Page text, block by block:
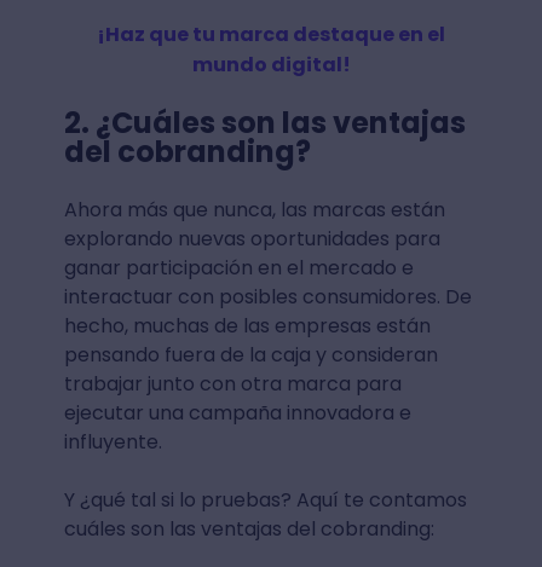
¡Haz que tu marca destaque en el
mundo digital!
2. ¿Cuáles son las ventajas
del cobranding?
Ahora más que nunca, las marcas están
explorando nuevas oportunidades para
ganar participación en el mercado e
interactuar con posibles consumidores. De
hecho, muchas de las empresas están
pensando fuera de la caja y consideran
trabajar junto con otra marca para
ejecutar una campaña innovadora e
influyente.
Y ¿qué tal si lo pruebas? Aquí te contamos
cuáles son las ventajas del cobranding: